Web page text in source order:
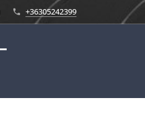
+36305242399